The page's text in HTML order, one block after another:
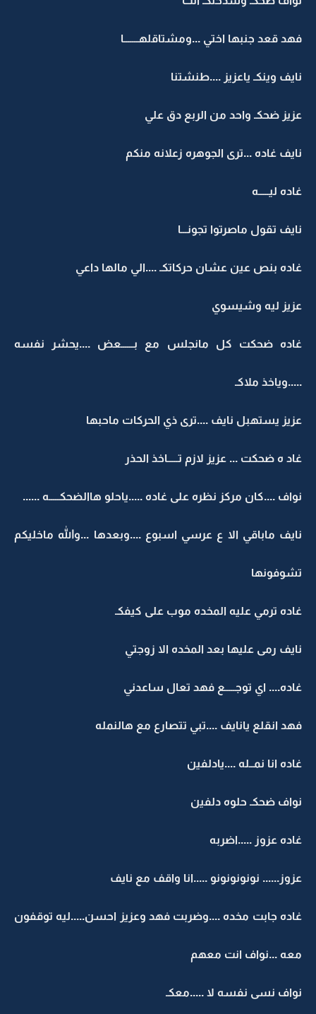
فهد قعد جنبها اختي ...ومشتاقلهـــــــا
نايف وينكـ ياعزيز ....طنشتنا
عزيز ضحكـ واحد من الربع دق علي
نايف غاده ...ترى الجوهره زعلانه منكم
غاده ليـــــه
نايف تقول ماصرتوا تجونـــا
غاده بنص عين عشان حركاتكـ ....الي مالها داعي
عزيز ليه وشيسوي
غاده ضحكت كل مانجلس مع بــــــعض ....يحشر نفسه
.....وياخذ ملاكـ
عزيز يستهبل نايف ....ترى ذي الحركات ماحبها
غاد ه ضحكت ... عزيز لازم تـــــاخذ الحذر
نواف ....كان مركز نظره على غاده .....ياحلو هاالضحكـــــه ......
نايف ماباقي الا ع عرسي اسبوع ....وبعدها ...والله ماخليكم
تشوفونها
غاده ترمي عليه المخده موب على كيفكـ
نايف رمى عليها بعد المخده الا زوجتي
غاده.... اي توجـــــع فهد تعال ساعدني
فهد انقلع يانايف ....تبي تتصارع مع هالنمله
غاده انا نمــله ....يادلفين
نواف ضحكـ حلوه دلفين
غاده عزوز .....اضربه
عزوز...... نونونونونو .....انا واقف مع نايف
غاده جابت مخده ....وضربت فهد وعزيز احسن.....ليه توقفون
معه ...نواف انت معهم
نواف نسى نفسه لا .....معكـ